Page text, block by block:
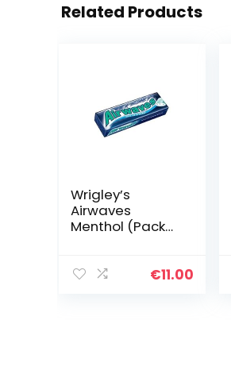
Related Products
Wrigley’s
Airwaves
Menthol (Pack
€11.00